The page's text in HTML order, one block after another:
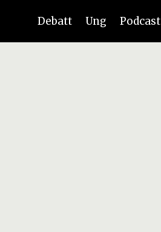
Debatt Ung Podcast